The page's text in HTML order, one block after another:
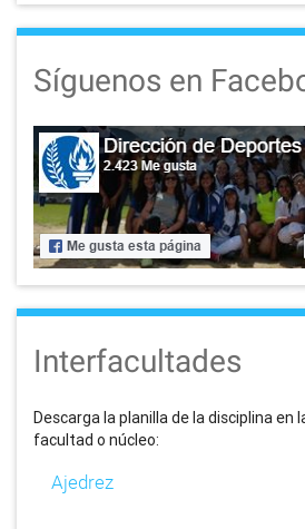
Síguenos en
Interfacultades
Descarga la planilla de la disciplina en
facultad o núcleo:
Ajedrez